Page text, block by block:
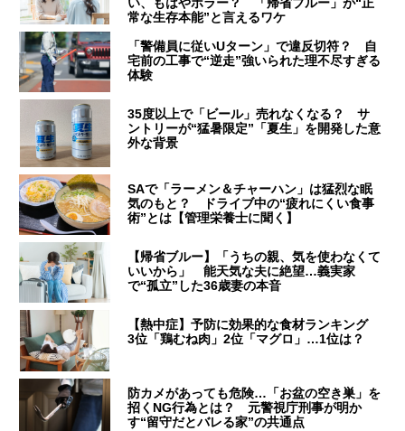
い、もはやホラー？ 「帰省ブルー」が“正
常な生存本能”と言えるワケ
「警備員に従いUターン」で違反切符？ 自
宅前の工事で“逆走”強いられた理不尽すぎる
体験
35度以上で「ビール」売れなくなる？ サ
ントリーが“猛暑限定”「夏生」を開発した意
外な背景
SAで「ラーメン＆チャーハン」は猛烈な眠
気のもと？ ドライブ中の“疲れにくい食事
術”とは【管理栄養士に聞く】
【帰省ブルー】「うちの親、気を使わなくて
いいから」 能天気な夫に絶望…義実家
で“孤立”した36歳妻の本音
【熱中症】予防に効果的な食材ランキング
3位「鶏むね肉」2位「マグロ」…1位は？
防カメがあっても危険…「お盆の空き巣」を
招くNG行為とは？ 元警視庁刑事が明か
す“留守だとバレる家”の共通点